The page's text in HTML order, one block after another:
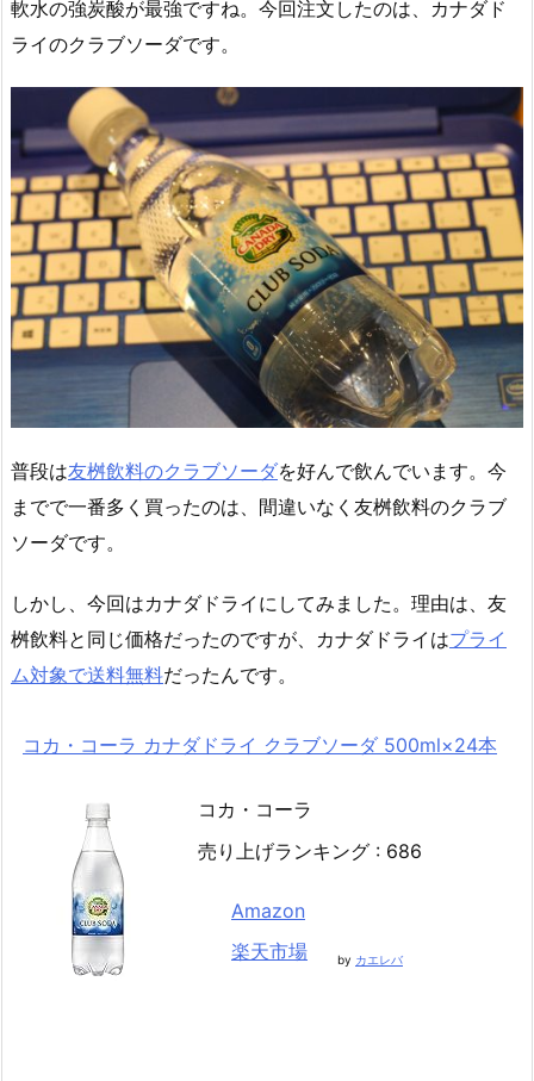
軟水の強炭酸が最強ですね。今回注文したのは、カナダド
ライのクラブソーダです。
普段は友桝飲料のクラブソーダを好んで飲んでいます。今
までで一番多く買ったのは、間違いなく友桝飲料のクラブ
ソーダです。
しかし、今回はカナダドライにしてみました。理由は、友
桝飲料と同じ価格だったのですが、カナダドライはプライ
ム対象で送料無料だったんです。
コカ・コーラ カナダドライ クラブソーダ 500ml×24本
コカ・コーラ
売り上げランキング : 686
Amazon
楽天市場
by カエレバ